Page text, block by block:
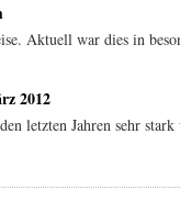
Aktuell war dies in
2012
letzten Jahren sehr